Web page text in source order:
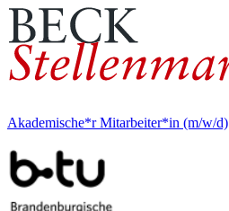
Akademische*r Mitarbeiter*in (m/w/d)